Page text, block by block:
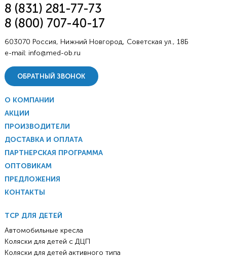
8 (831) 281-77-73
8 (800) 707-40-17
603070 Россия, Нижний Новгород, Советская ул., 18Б
e-mail: info@med-ob.ru
ОБРАТНЫЙ ЗВОНОК
О КОМПАНИИ
АКЦИИ
ПРОИЗВОДИТЕЛИ
ДОСТАВКА И ОПЛАТА
ПАРТНЕРСКАЯ ПРОГРАММА
ОПТОВИКАМ
ПРЕДЛОЖЕНИЯ
КОНТАКТЫ
ТСР ДЛЯ ДЕТЕЙ
Автомобильные кресла
Коляски для детей с ДЦП
Коляски для детей активного типа